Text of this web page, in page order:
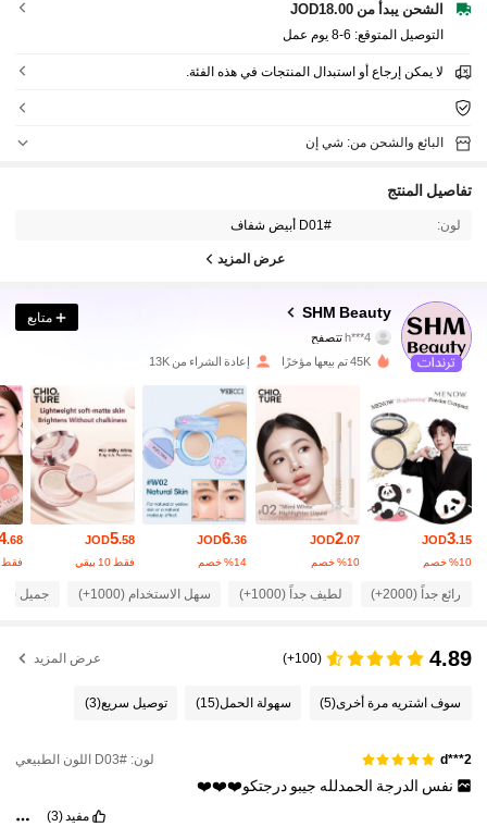
الشحن يبدأ من JOD18.00
التوصيل المتوقع: 6-8 يوم عمل
لا يمكن إرجاع أو استبدال المنتجات في هذه الفئة.
البائع والشحن من: شي إن
تفاصيل المنتج
لون: #D01 أبيض شفاف
عرض المزيد
SHM Beauty
4***h
23K متابعون
4.82 23K متابعون
4.82 23K متابعون
4.82
متابع
45K تم بيعها مؤخرًا إعادة الشراء من 13K
JOD3.15
‎%10‎ خصم
JOD2.07
‎%10‎ خصم
JOD6.36
‎%14‎ خصم
JOD5.58
فقط 10 بيقي
.68
فقط 6 بيقي
رائع جداً (2000+) لطيف جداً (1000+) سهل الاستخدام (1000+) جميل (1000+)
4.89
(100+) عرض المزيد
سوف اشتريه مرة أخرى(5) سهولة الحمل(15) توصيل سريع(3)
d***2 لون: #D03 اللون الطبيعي
نفس الدرجة الحمدلله جيبو درجتكو❤️❤️❤️
مفيد (3)